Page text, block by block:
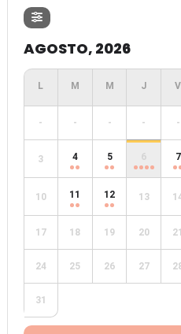
AGOSTO, 2026
- - - - -
3 4 5 6 7
10 11 12 13
17 18 19 20 21
24 25 26 27
31